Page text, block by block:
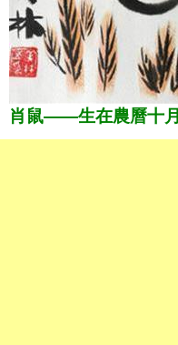
肖鼠——生在農曆十月